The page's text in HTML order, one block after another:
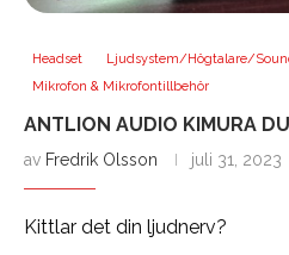
Headset
Ljudsystem/Högtalare/
Mikrofon & Mikrofontillbehör
ANTLION AUDIO KIMURA
av Fredrik Olsson juli 31, 2023
Kittlar det din ljudnerv?